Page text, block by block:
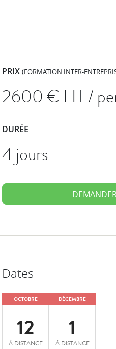
PRIX(FORMATION INTER-
2600€ HT /
DURÉE
4 jours
Dates
OCTOBRE
12
À DISTANCE
DÉCEMBRE
1
À DISTANCE